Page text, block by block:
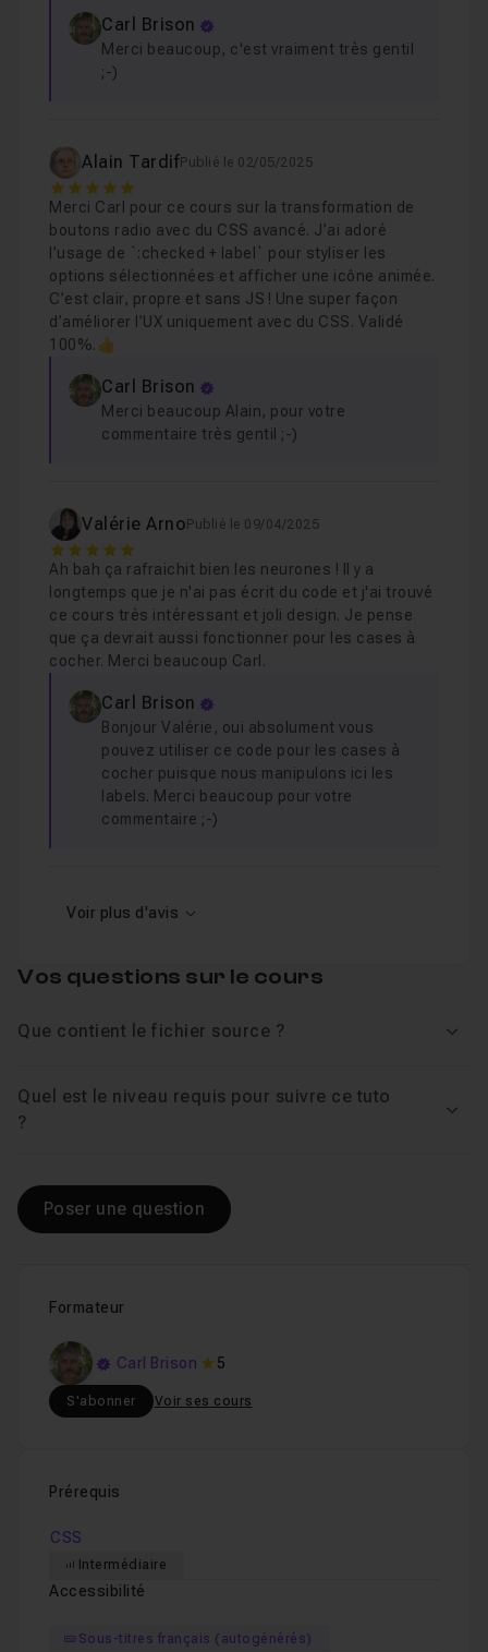
Carl Brison
Merci beaucoup, c'est vraiment très gentil
;-)
Alain TardifPublié le 02/05/2025
5
Merci Carl pour ce cours sur la transformation de
boutons radio avec du CSS avancé. J’ai adoré
l’usage de `:checked + label` pour styliser les
options sélectionnées et afficher une icône animée.
C’est clair, propre et sans JS ! Une super façon
d’améliorer l’UX uniquement avec du CSS. Validé
100%.👍
Carl Brison
Merci beaucoup Alain, pour votre
commentaire très gentil ;-)
Valérie Arno Publié le 09/04/2025
5
Ah bah ça rafraichit bien les neurones ! Il y a
longtemps que je n'ai pas écrit du code et j'ai trouvé
ce cours très intéressant et joli design. Je pense
que ça devrait aussi fonctionner pour les cases à
cocher. Merci beaucoup Carl.
Carl Brison
Bonjour Valérie, oui absolument vous
pouvez utiliser ce code pour les cases à
cocher puisque nous manipulons ici les
labels. Merci beaucoup pour votre
commentaire ;-)
Voir plus d'avis
Formateur
Carl Brison 5
S'abonner Voir ses cours
Prérequis
CSS
Intermédiaire
Accessibilité
Sous-titres français (autogénérés)
Vos questions sur le cours
Que contient le fichier source ?
Quel est le niveau requis pour suivre ce tuto
?
Poser une question